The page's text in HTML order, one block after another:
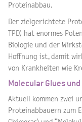
Proteinabbau.
Der zielgerichtete
TPD) hat enormes
Biologie und der
Hoffnung ist, damit
von Krankheiten wie
Molecular Glues und
Aktuell kommen zwei
Proteinabbauern zum